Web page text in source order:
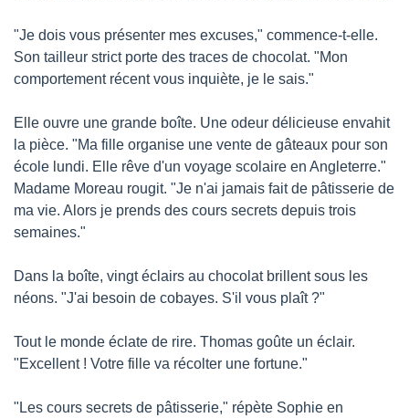
"Je dois vous présenter mes excuses," commence-t-elle.
Son tailleur strict porte des traces de chocolat. "Mon
comportement récent vous inquiète, je le sais."
Elle ouvre une grande boîte. Une odeur délicieuse envahit
la pièce. "Ma fille organise une vente de gâteaux pour son
école lundi. Elle rêve d'un voyage scolaire en Angleterre."
Madame Moreau rougit. "Je n'ai jamais fait de pâtisserie de
ma vie. Alors je prends des cours secrets depuis trois
semaines."
Dans la boîte, vingt éclairs au chocolat brillent sous les
néons. "J'ai besoin de cobayes. S'il vous plaît ?"
Tout le monde éclate de rire. Thomas goûte un éclair.
"Excellent ! Votre fille va récolter une fortune."
"Les cours secrets de pâtisserie," répète Sophie en